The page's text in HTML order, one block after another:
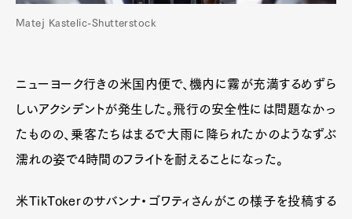
Matej Kastelic-Shutterstock
ニューヨーク行きの米国内便で、機内に霧が充満するめずら
しいアクシデントが発生した。飛行の安全性には問題なかっ
たものの、乗客たちはまるで大雨に降られたかのようなずぶ
濡れの姿で4時間のフライトを耐えることになった。
米TikTokerのサバンナ・ゴワティさんがこの様子を投稿する